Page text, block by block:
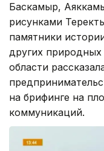
Баскамыр,
рисунками
памятники
других природных
области
на брифинге на
коммуникаций.